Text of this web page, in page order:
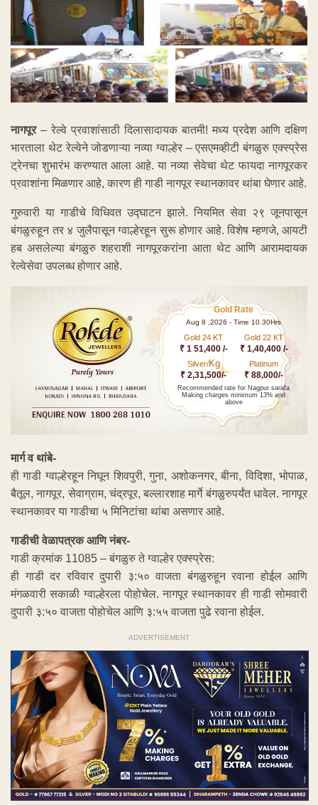
नागपूर – रेल्वे प्रवाशांसाठी दिलासादायक बातमी! मध्य प्रदेश आणि दक्षिण
भारताला थेट रेल्वेने जोडणाऱ्या नव्या ग्वाल्हेर – एसएमव्हीटी बंगळुरु एक्स्प्रेस
ट्रेनचा शुभारंभ करण्यात आला आहे. या नव्या सेवेचा थेट फायदा नागपूरकर
प्रवाशांना मिळणार आहे, कारण ही गाडी नागपूर स्थानकावर थांबा घेणार आहे.
गुरुवारी या गाडीचे विधिवत उद्घाटन झाले. नियमित सेवा २९ जूनपासून
बंगळुरुहून तर ४ जुलैपासून ग्वाल्हेरहून सुरू होणार आहे. विशेष म्हणजे, आयटी
हब असलेल्या बंगळुरु शहराशी नागपूरकरांना आता थेट आणि आरामदायक
रेल्वेसेवा उपलब्ध होणार आहे.
Gold Rate
Aug 8 ,2026 - Time 10.30Hrs
Gold 24 KT
₹ 1 51,400 /-
Gold 22 KT
₹ 1,40,400 /-
Silver/Kg
₹ 2,31,500/-
Platinum
₹ 88,000/-
Recommended rate for Nagpur sarafa
Making charges minimum 13% and
above
मार्ग व थांबे-
ही गाडी ग्वाल्हेरहून निघून शिवपुरी, गुना, अशोकनगर, बीना, विदिशा, भोपाळ,
बैतूल, नागपूर, सेवाग्राम, चंद्रपूर, बल्लारशाह मार्गे बंगळुरुपर्यंत धावेल. नागपूर
स्थानकावर या गाडीचा ५ मिनिटांचा थांबा असणार आहे.
गाडीची वेळापत्रक आणि नंबर-
गाडी क्रमांक 11085 – बंगळुरु ते ग्वाल्हेर एक्स्प्रेस:
ही गाडी दर रविवार दुपारी ३:५० वाजता बंगळुरुहून रवाना होईल आणि
मंगळवारी सकाळी ग्वाल्हेरला पोहोचेल. नागपूर स्थानकावर ही गाडी सोमवारी
दुपारी ३:५० वाजता पोहोचेल आणि ३:५५ वाजता पुढे रवाना होईल.
ADVERTISEMENT